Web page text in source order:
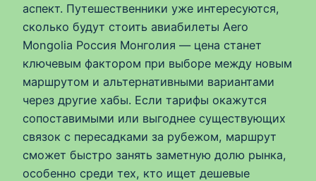
аспект. Путешественники уже интересуются,
сколько будут стоить авиабилеты Aero
Mongolia Россия Монголия — цена станет
ключевым фактором при выборе между новым
маршрутом и альтернативными вариантами
через другие хабы. Если тарифы окажутся
сопоставимыми или выгоднее существующих
связок с пересадками за рубежом, маршрут
сможет быстро занять заметную долю рынка,
особенно среди тех, кто ищет дешевые